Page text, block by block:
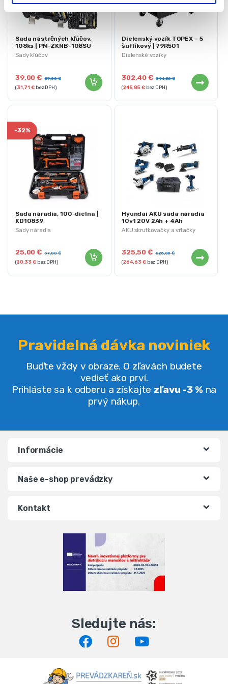
Sady kľúčov
Sada nástrčných kľúčov,
108ks | PM-ZKNB-108SU
39,00€ 57,00€
(31,71€bez DPH)
Dielenské vozíky
Dielenský vozík TOPEX – 5
šuflíkový | 79R501
302,40€ 394,80€
(245,85 €bez DPH)
Sady náradia
-32%
Sada náradia, 100-dielna |
KD10839
25,00€ 37,00€
(20,33€bez DPH)
AKU skrutkovačky a vŕtačky
Hyundai AKU sada náradia
10v1 20V 2Ah + 4Ah
325,50€ 625,80€
(264,63 €bez DPH)
Pravidelná dávka noviniek
Buďte vždy v obraze. O zľavách budete
vedieť ako prví.
Prihláste sa k odberu a získajte zľavu -3 % na
prvý nákup.
Informácie
Naše e-shop prevádzky
Kontakt